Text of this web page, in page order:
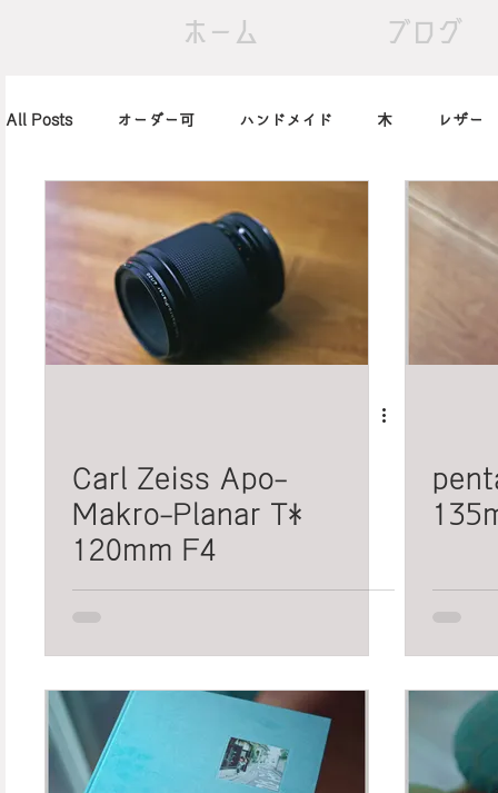
All Posts オーダー可 ハンドメイド 木 レザー
アレンジ marimekko
Carl Zeiss Apo-
Makro-Planar T*
120mm F4
ホーム ブログ